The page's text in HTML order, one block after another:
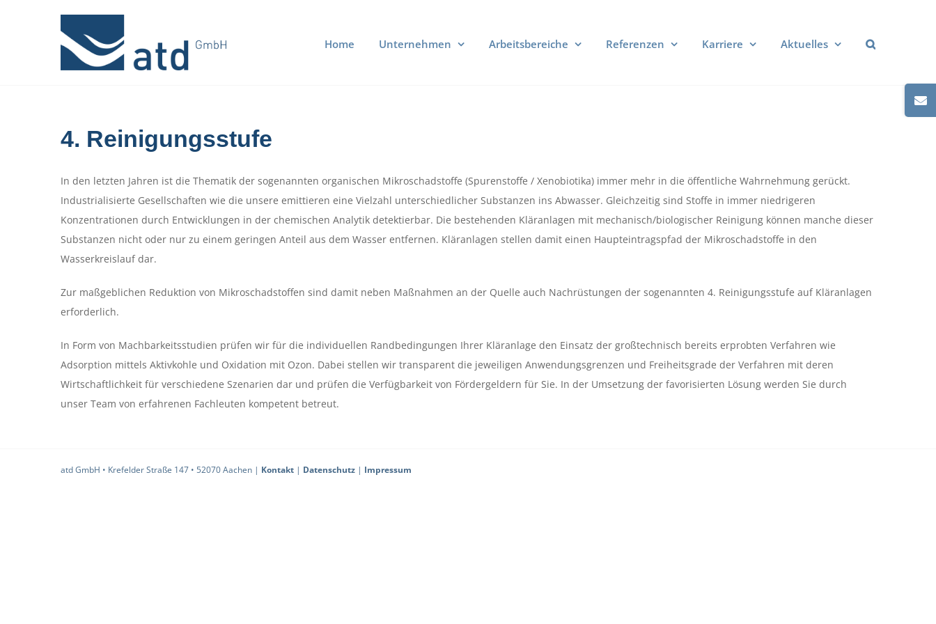
Home Unternehmen Arbeitsbereiche Referenzen Karriere Aktuelles
4. Reinigungsstufe
In den letzten Jahren ist die Thematik der sogenannten organischen Mikroschadstoffe (Spurenstoffe / Xenobiotika) immer mehr in die öffentliche Wahrnehmung gerückt.
Industrialisierte Gesellschaften wie die unsere emittieren eine Vielzahl unterschiedlicher Substanzen ins Abwasser. Gleichzeitig sind Stoffe in immer niedrigeren
Konzentrationen durch Entwicklungen in der chemischen Analytik detektierbar. Die bestehenden Kläranlagen mit mechanisch/biologischer Reinigung können manche dieser
Substanzen nicht oder nur zu einem geringen Anteil aus dem Wasser entfernen. Kläranlagen stellen damit einen Haupteintragspfad der Mikroschadstoffe in den
Wasserkreislauf dar.
Zur maßgeblichen Reduktion von Mikroschadstoffen sind damit neben Maßnahmen an der Quelle auch Nachrüstungen der sogenannten 4. Reinigungsstufe auf Kläranlagen
erforderlich.
In Form von Machbarkeitsstudien prüfen wir für die individuellen Randbedingungen Ihrer Kläranlage den Einsatz der großtechnisch bereits erprobten Verfahren wie
Adsorption mittels Aktivkohle und Oxidation mit Ozon. Dabei stellen wir transparent die jeweiligen Anwendungsgrenzen und Freiheitsgrade der Verfahren mit deren
Wirtschaftlichkeit für verschiedene Szenarien dar und prüfen die Verfügbarkeit von Fördergeldern für Sie. In der Umsetzung der favorisierten Lösung werden Sie durch
unser Team von erfahrenen Fachleuten kompetent betreut.
atd GmbH • Krefelder Straße 147 • 52070 Aachen | Kontakt | Datenschutz | Impressum
Sliding